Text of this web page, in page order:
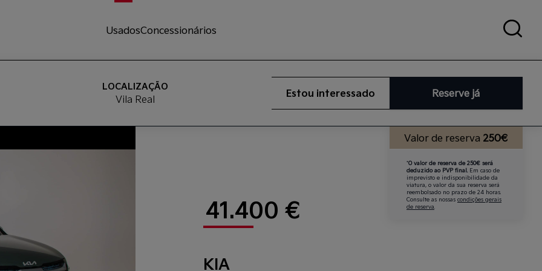
UsadosConcessionários
LOCALIZAÇÃO
Vila Real Estou interessado Reserve já
Valor de reserva 250€
*O valor de reserva de 250€ será
deduzido ao PVP final. Em caso de
imprevisto e indisponibilidade da
viatura, o valor da sua reserva será
reembolsado no prazo de 24 horas.
Consulte as nossas condições gerais
de reserva
41.400 €
KIA